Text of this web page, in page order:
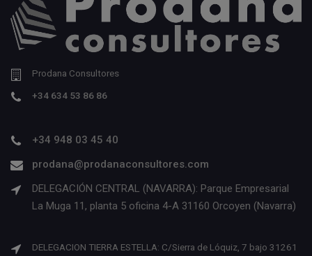
Prodana Consultores
+34 634 53 86 86
+34 948 03 45 40
prodana@prodanaconsultores.com
DELEGACIÓN CENTRAL (NAVARRA): Parque Empresarial
La Muga 11, planta 5 oficina 4-A 31160 Orcoyen (Navarra)
DELEGACION TIERRA ESTELLA: C/Sierra de Lóquiz, 7 bajo 31261